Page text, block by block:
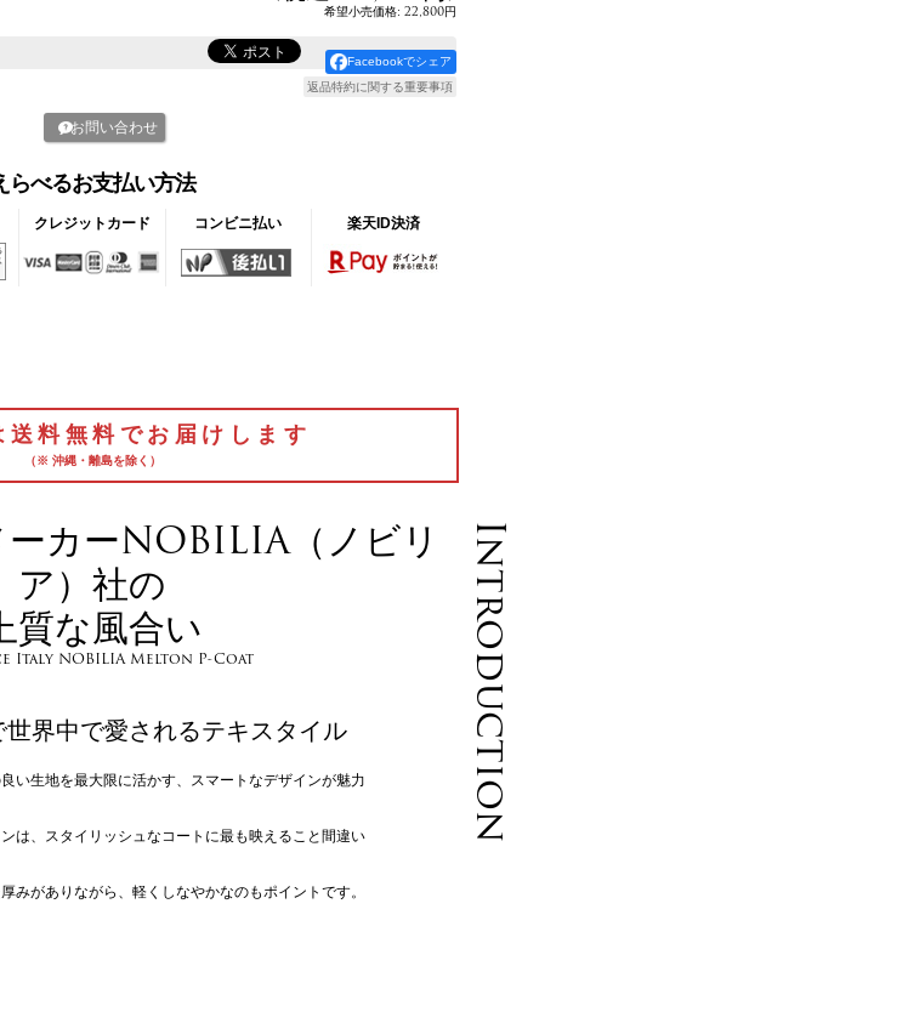
希望小売価格: 22,800円
Facebookでシェア
返品特約に関する重要事項
お問い合わせ
らべるお支払い方法
クレジットカード コンビニ払い 楽天ID決済
送料無料でお届けします
（※ 沖縄・離島を除く）
Introduction
カーNOBILIA（ノビリ
ア）社の
質な風合い
Italy NOBILIA Melton P-Coat
界中で愛されるテキスタイル
い生地を最大限に活かす、スマートなデザインが魅力
は、スタイリッシュなコートに最も映えること間違い
みがありながら、軽くしなやかなのもポイントです。